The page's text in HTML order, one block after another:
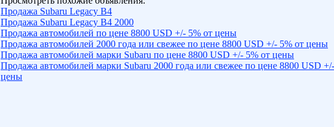
Продажа Subaru Legacy B4
Продажа Subaru Legacy B4 2000
Продажа автомобилей по цене 8800 USD +/- 5% от цены
Продажа автомобилей 2000 года или свежее по цене 8800 USD +/- 5% от цены
Продажа автомобилей марки Subaru по цене 8800 USD +/- 5% от цены
Продажа автомобилей марки Subaru 2000 года или свежее по цене 8800 USD
цены